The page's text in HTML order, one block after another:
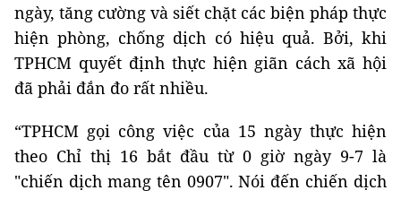
ngày, tăng cường và siết chặt các biện pháp thực
hiện phòng, chống dịch có hiệu quả. Bởi, khi
TPHCM quyết định thực hiện giãn cách xã hội
đã phải đắn đo rất nhiều.
“TPHCM gọi công việc của 15 ngày thực hiện
theo Chỉ thị 16 bắt đầu từ 0 giờ ngày 9-7 là
"chiến dịch mang tên 0907". Nói đến chiến dịch